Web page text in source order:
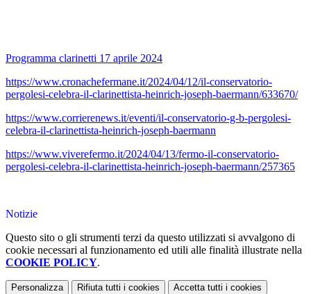
Programma clarinetti 17 aprile 2024
https://www.cronachefermane.it/2024/04/12/il-conservatorio-
pergolesi-celebra-il-clarinettista-heinrich-joseph-baermann/633670/
https://www.corrierenews.it/eventi/il-conservatorio-g-b-pergolesi-
celebra-il-clarinettista-heinrich-joseph-baermann
https://www.viverefermo.it/2024/04/13/fermo-il-conservatorio-
pergolesi-celebra-il-clarinettista-heinrich-joseph-baermann/257365
Notizie
Questo sito o gli strumenti terzi da questo utilizzati si avvalgono di
cookie necessari al funzionamento ed utili alle finalità illustrate nella
COOKIE POLICY.
Personalizza Rifiuta tutti i cookies Accetta tutti i cookies